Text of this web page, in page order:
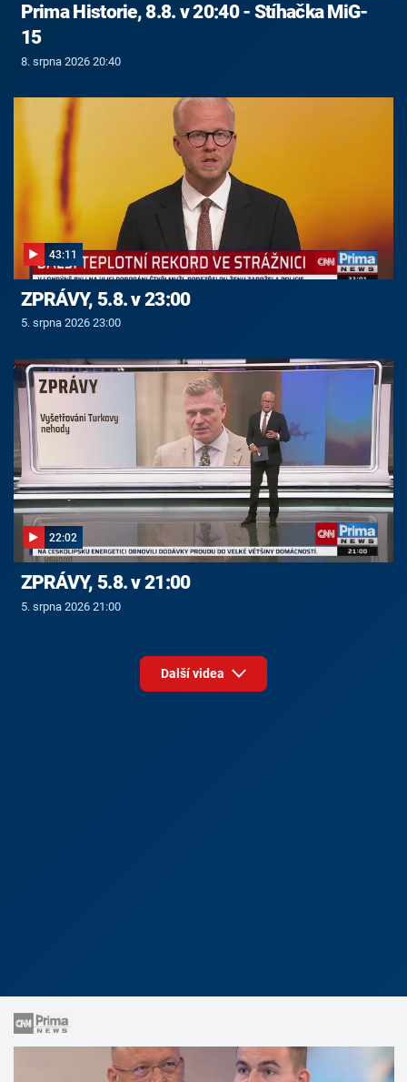
Prima Historie, 8.8. v 20:40 - Stíhačka MiG-
15
8. srpna 2026 20:40
43:11
ZPRÁVY, 5.8. v 23:00
5. srpna 2026 23:00
22:02
ZPRÁVY, 5.8. v 21:00
5. srpna 2026 21:00
Další videa